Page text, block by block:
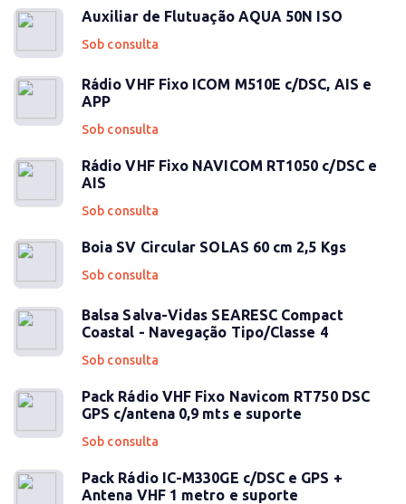
Auxiliar de Flutuação AQUA 50N ISO
Sob consulta
Rádio VHF Fixo ICOM M510E c/DSC, AIS e
APP
Sob consulta
Rádio VHF Fixo NAVICOM RT1050 c/DSC e
AIS
Sob consulta
Boia SV Circular SOLAS 60 cm 2,5 Kgs
Sob consulta
Balsa Salva-Vidas SEARESC Compact
Coastal - Navegação Tipo/Classe 4
Sob consulta
Pack Rádio VHF Fixo Navicom RT750 DSC
GPS c/antena 0,9 mts e suporte
Sob consulta
Pack Rádio IC-M330GE c/DSC e GPS +
Antena VHF 1 metro e suporte